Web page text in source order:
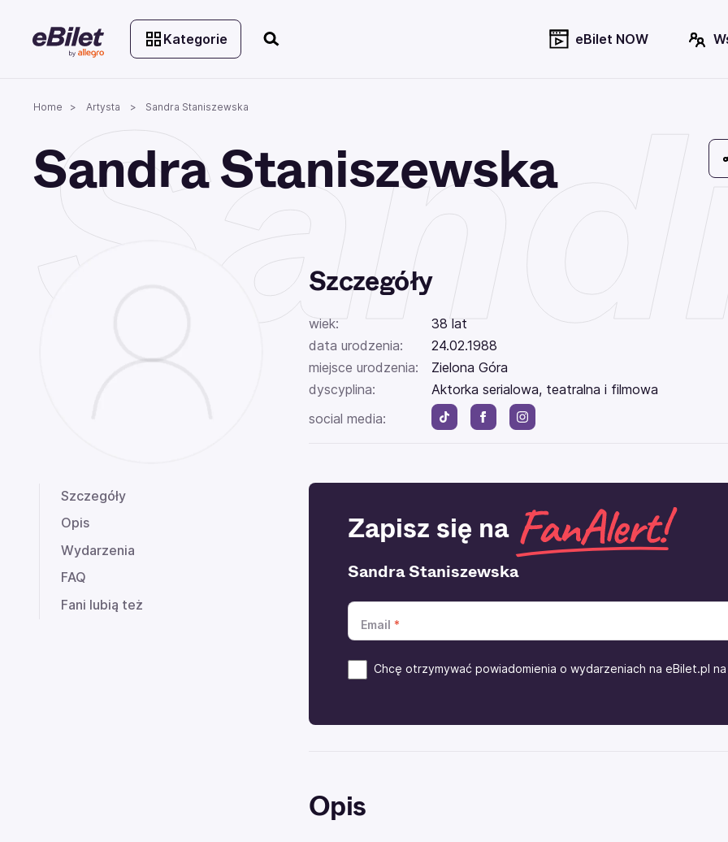
Kategorie eBilet NOW
Home Artysta Sandra Staniszewska
Sandra Staniszewska
Szczegóły
Opis
Wydarzenia
FAQ
Fani lubią też
Szczegóły
wiek:
38 lat
data urodzenia:
24.02.1988
miejsce urodzenia:
Zielona Góra
dyscyplina:
Aktorka serialowa, teatralna i filmowa
social media:
Zapisz się na
Sandra Staniszewska
Email
Chcę otrzymywać powiadomienia o wydarzeniach na eBilet.pl
Opis